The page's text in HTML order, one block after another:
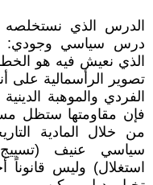
الدرس الذي
درس سياسي وجودي:
الذي نعيش فيه هو
تصوير الرأسمالية على
الفردي والموهبة
فإن مقاومتها ستظل
من خلال المادية
سياسي عنيف
استغلال) وليس قانوناً